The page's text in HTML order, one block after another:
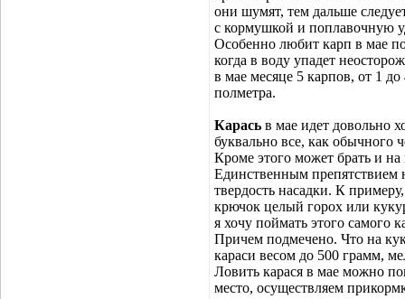
они шумят, тем дальше
с кормушкой и поплавочную
Особенно любит карп в мае
когда в воду упадет
в мае месяце 5 карпов, от 1
полметра.
Карась в мае идет довольно
буквально все, как обычного
Кроме этого может брать и на
Единственным препятствием
твердость насадки. К
крючок целый горох или
я хочу поймать этого самого
Причем подмечено. Что на
караси весом до 500 грамм,
Ловить карася в мае можно
место, осуществляем